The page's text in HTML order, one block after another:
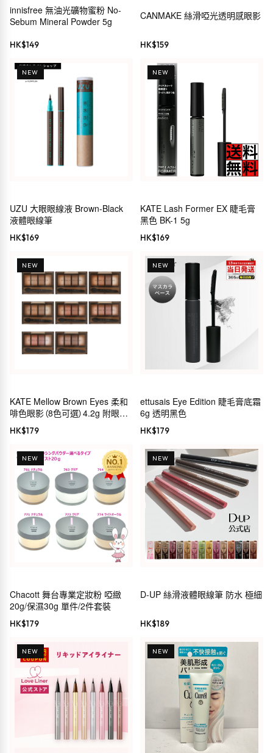
innisfree 無油光礦物蜜粉 No-
Sebum Mineral Powder 5g
HK$149
CANMAKE 絲滑啞光透明感眼影
HK$159
NEW
UZU 大眼眼線液 Brown-Black
液體眼線筆
HK$169
NEW
KATE Lash Former EX 睫毛膏
黑色 BK-1 5g
HK$169
NEW
KATE Mellow Brown Eyes 柔和
啡色眼影（8色可選）4.2g 附眼影
HK$179
NEW
ettusais Eye Edition 睫毛膏底霜
6g 透明黑色
HK$179
NEW
Chacott 舞台專業定妝粉 啞緻
20g/保濕30g 單件/2件套裝
HK$179
NEW
D-UP 絲滑液體眼線筆 防水 極細
HK$189
NEW NEW